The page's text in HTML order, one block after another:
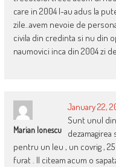
care in 2004 l-au adus la
zile..avem nevoie de
civila din credinta si nu din
naumovici inca din 2004 zi
Marian Ionescu
January 22,
Sunt unul
dezamagirea
pentru un leu , un covrig ,
furat . Il citeam acum o